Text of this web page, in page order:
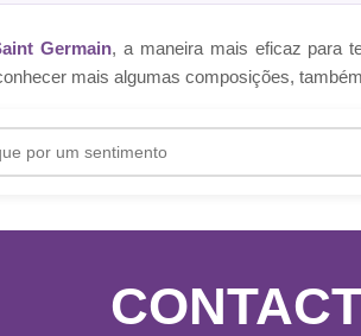
Germain, a maneira mais eficaz para
mais algumas composições,